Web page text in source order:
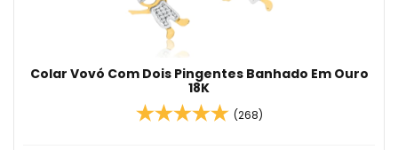
Colar Vovó Com Dois Pingentes Banhado Em Ouro
18K
(268)